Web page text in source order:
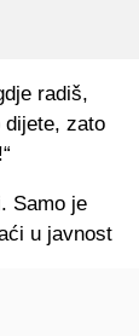
radiš,
dijete, zato
Samo je
u javnost